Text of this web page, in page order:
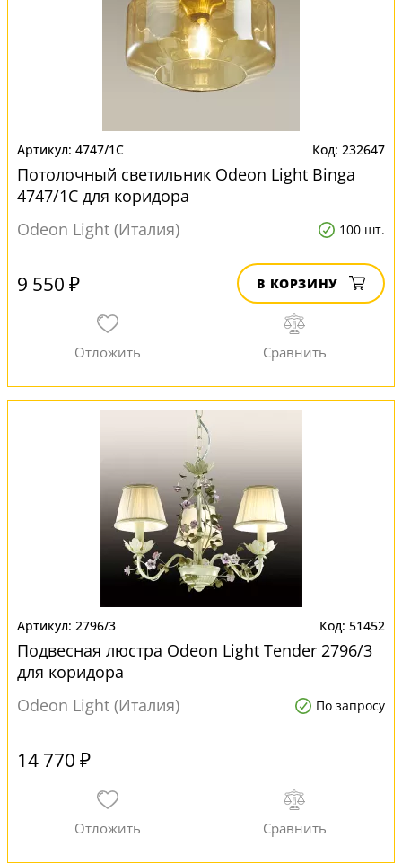
4747/1C 232647
Потолочный светильник Odeon Light Binga
4747/1C для коридора
Odeon Light (Италия)
100 шт.
9 550 ₽ В КОРЗИНУ
2796/3 51452
Подвесная люстра Odeon Light Tender 2796/3
для коридора
Odeon Light (Италия)
По запросу
14 770 ₽